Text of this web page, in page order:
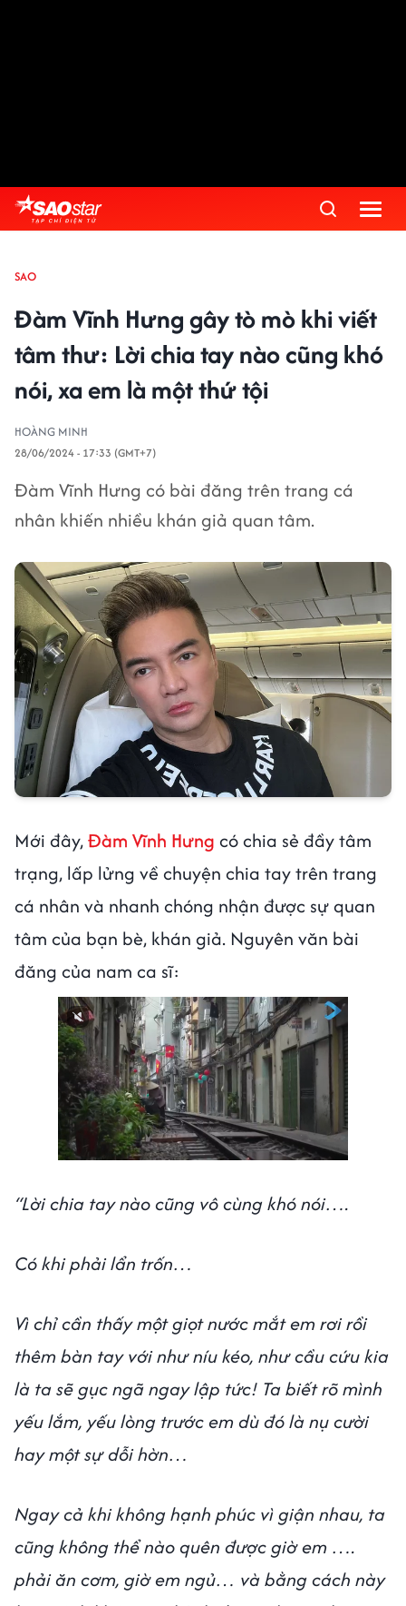
SAO
Đàm Vĩnh Hưng gây tò mò khi viết
tâm thư: Lời chia tay nào cũng khó
nói, xa em là một thứ tội
HOÀNG MINH
28/06/2024 - 17:33 (GMT+7)
Đàm Vĩnh Hưng có bài đăng trên trang cá
nhân khiến nhiều khán giả quan tâm.
Mới đây,Đàm Vĩnh Hưng có chia sẻ đầy tâm
trạng, lấp lửng về chuyện chia tay trên trang
cá nhân và nhanh chóng nhận được sự quan
tâm của bạn bè, khán giả. Nguyên văn bài
đăng của nam ca sĩ:
“Lời chia tay nào cũng vô cùng khó nói….
Có khi phải lẩn trốn…
Vì chỉ cần thấy một giọt nước mắt em rơi rồi
thêm bàn tay với như níu kéo, như cầu cứu kia
là ta sẽ gục ngã ngay lập tức! Ta biết rõ mình
yếu lắm, yếu lòng trước em dù đó là nụ cười
hay một sự dỗi hờn…
Ngay cả khi không hạnh phúc vì giận nhau, ta
cũng không thể nào quên được giờ em ….
phải ăn cơm, giờ em ngủ… và bằng cách này